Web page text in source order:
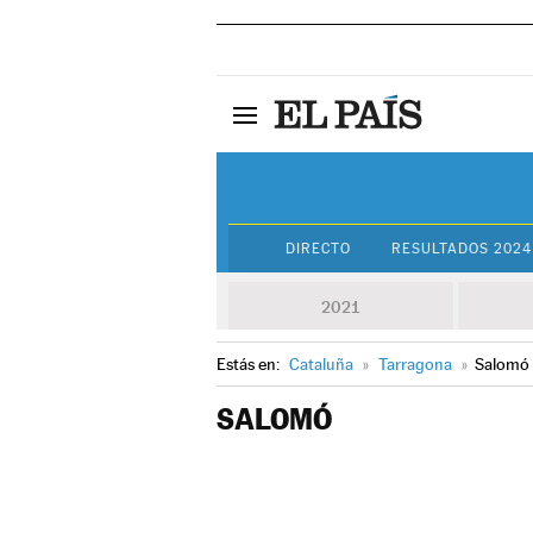
DIRECTO RESULTADOS 2024
2021
Estás en: Cataluña » Tarragona » Salomó
SALOMÓ